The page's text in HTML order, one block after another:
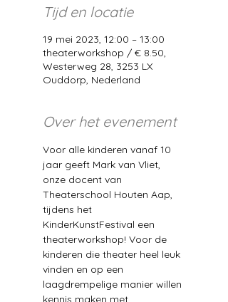
Tijd en locatie
19 mei 2023, 12:00 – 13:00
theaterworkshop / € 8.50,
Westerweg 28, 3253 LX
Ouddorp, Nederland
Over het evenement
Voor alle kinderen vanaf 10
jaar geeft Mark van Vliet,
onze docent van
Theaterschool Houten Aap,
tijdens het
KinderKunstFestival een
theaterworkshop! Voor de
kinderen die theater heel leuk
vinden en op een
laagdrempelige manier willen
kennis maken met